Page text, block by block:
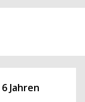
Jahren